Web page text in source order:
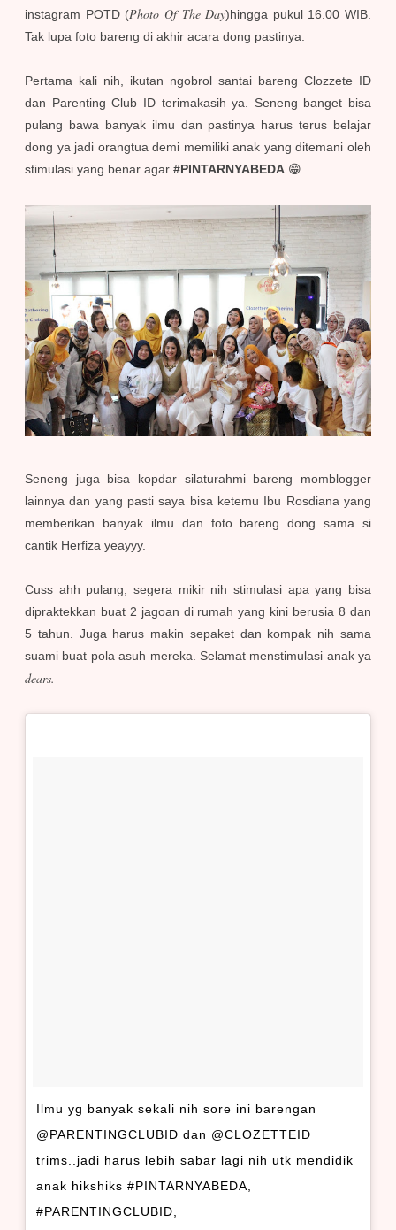
instagram POTD (Photo Of The Day)hingga pukul 16.00 WIB.
Tak lupa foto bareng di akhir acara dong pastinya.
Pertama kali nih, ikutan ngobrol santai bareng Clozzete ID
dan Parenting Club ID terimakasih ya. Seneng banget bisa
pulang bawa banyak ilmu dan pastinya harus terus belajar
dong ya jadi orangtua demi memiliki anak yang ditemani oleh
stimulasi yang benar agar #PINTARNYABEDA 😁.
Seneng juga bisa kopdar silaturahmi bareng momblogger
lainnya dan yang pasti saya bisa ketemu Ibu Rosdiana yang
memberikan banyak ilmu dan foto bareng dong sama si
cantik Herfiza yeayyy.
Cuss ahh pulang, segera mikir nih stimulasi apa yang bisa
dipraktekkan buat 2 jagoan di rumah yang kini berusia 8 dan
5 tahun. Juga harus makin sepaket dan kompak nih sama
suami buat pola asuh mereka. Selamat menstimulasi anak ya
dears.
Ilmu yg banyak sekali nih sore ini barengan
@PARENTINGCLUBID dan @CLOZETTEID
trims..jadi harus lebih sabar lagi nih utk mendidik
anak hikshiks #PINTARNYABEDA,
#PARENTINGCLUBID,